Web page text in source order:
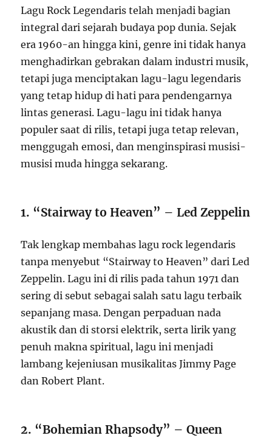
Lagu Rock Legendaris telah menjadi bagian
integral dari sejarah budaya pop dunia. Sejak
era 1960-an hingga kini, genre ini tidak hanya
menghadirkan gebrakan dalam industri musik,
tetapi juga menciptakan lagu-lagu legendaris
yang tetap hidup di hati para pendengarnya
lintas generasi. Lagu-lagu ini tidak hanya
populer saat di rilis, tetapi juga tetap relevan,
menggugah emosi, dan menginspirasi musisi-
musisi muda hingga sekarang.
1. “Stairway to Heaven” – Led Zeppelin
Tak lengkap membahas lagu rock legendaris
tanpa menyebut “Stairway to Heaven” dari Led
Zeppelin. Lagu ini di rilis pada tahun 1971 dan
sering di sebut sebagai salah satu lagu terbaik
sepanjang masa. Dengan perpaduan nada
akustik dan di storsi elektrik, serta lirik yang
penuh makna spiritual, lagu ini menjadi
lambang kejeniusan musikalitas Jimmy Page
dan Robert Plant.
2. “Bohemian Rhapsody” – Queen